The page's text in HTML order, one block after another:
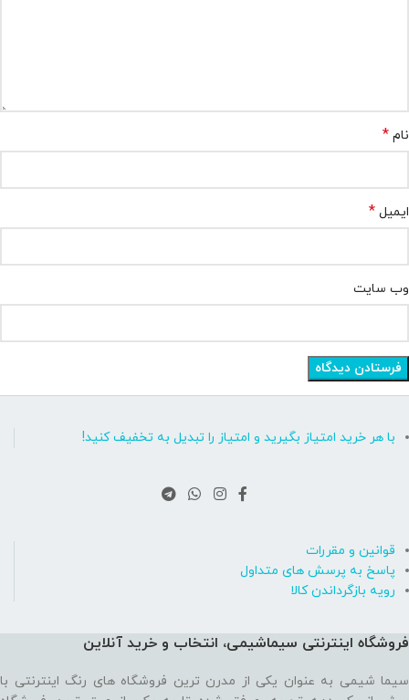
نام *
ایمیل *
وب‌ سایت
با هر خرید امتیاز بگیرید و امتیاز را تبدیل به تخفیف کنید!
قوانین و مقررات
پاسخ به پرسش های متداول
رویه بازگرداندن کالا
فروشگاه اینترنتی سیماشیمی، انتخاب و خرید آنلاین
سیما شیمی به عنوان یکی از مدرن ترین فروشگاه های رنگ اینترنتی با